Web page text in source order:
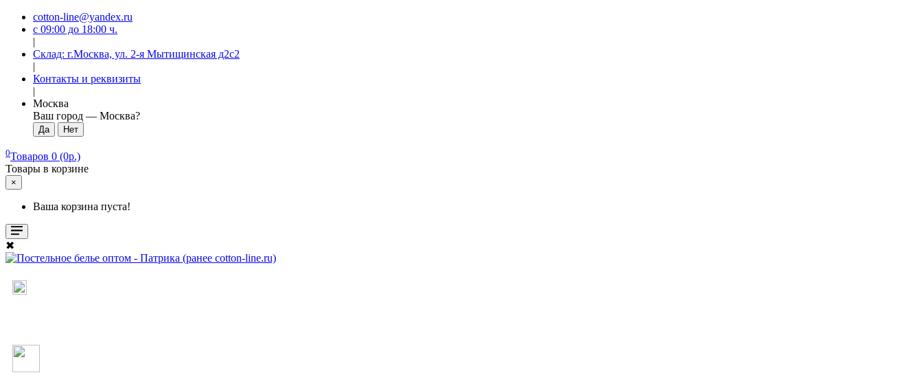
cotton-line@yandex.ru
с 09:00 до 18:00 ч.
|
Склад: г.Москва, ул. 2-я Мытищинская д2с2
|
Контакты и реквизиты
|
Москва
Ваш город — Москва?
0Товаров 0 (0р.)
Товары в корзине
×
Ваша корзина пуста!
✖